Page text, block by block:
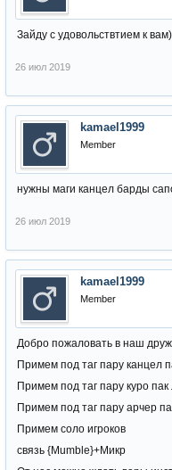
Зайду с удовольствтием к вам)
26 июл 2019
kamael1999
Member
нужны маги канцел барды
26 июл 2019
kamael1999
Member
Добро пожаловать в наш
Примем под таг пару канцел
Примем под таг пару куро пак
Примем под таг пару арчер
Примем соло игроков
связь {Mumble}+Микр